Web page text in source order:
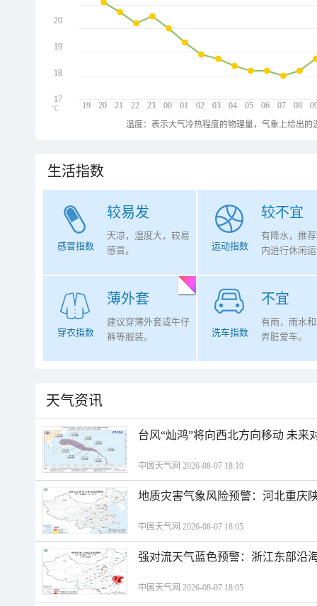
19 20 21 22 23 00 01 02 03 04 05 06 07 08
20
19
18
17
℃
温度：表示大气冷热程度的物理量，气象上给出
生活指数
较易发
感冒指数
天凉，湿度大，较易
感冒。
较不宜
运动指数
有降水，推
内进行休闲
薄外套
穿衣指数
建议穿薄外套或牛仔
裤等服装。
不宜
洗车指数
有雨，雨水
弄脏爱车。
天气资讯
台风“灿鸿”将向西北方向移动 未来
中国天气网 2026-08-07 18:10
地质灾害气象风险预警：河北重庆
中国天气网 2026-08-07 18:05
强对流天气蓝色预警：浙江东部沿
中国天气网 2026-08-07 18:05